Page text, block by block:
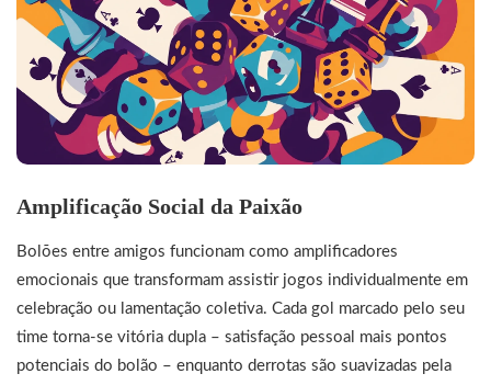
Amplificação Social da Paixão
Bolões entre amigos funcionam como amplificadores
emocionais que transformam assistir jogos individualmente em
celebração ou lamentação coletiva. Cada gol marcado pelo seu
time torna-se vitória dupla – satisfação pessoal mais pontos
potenciais do bolão – enquanto derrotas são suavizadas pela